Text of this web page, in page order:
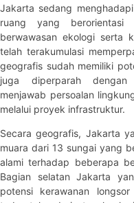
Jakarta sedang
ruang yang berorientasi
berwawasan ekologi serta
telah terakumulasi
geografis sudah memiliki
juga diperparah dengan
menjawab persoalan
melalui proyek infrastruktur.
Secara geografis, Jakarta
muara dari 13 sungai yang
alami terhadap beberapa
Bagian selatan Jakarta
potensi kerawanan